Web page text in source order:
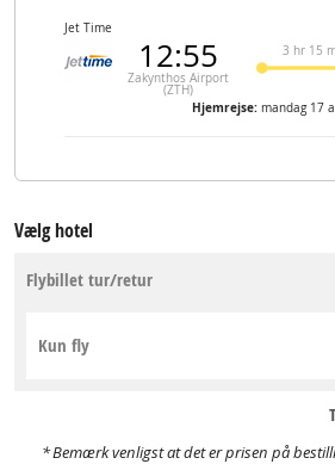
Jet Time
12:55
Zakynthos Airport
(ZTH)
3 hr 15
Hjemrejse: mandag 17
Vælg hotel
Flybillet tur/retur
Kun fly
Bemærk venligst at det er prisen på